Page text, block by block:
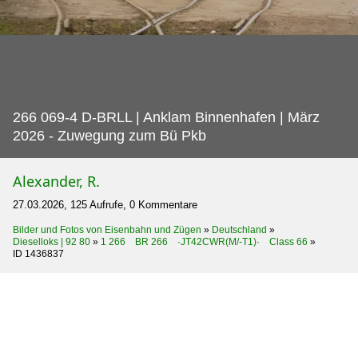
266 069-4 D-BRLL | Anklam Binnenhafen | März
2026 - Zuwegung zum Bü Pkb
Alexander, R.
27.03.2026, 125 Aufrufe, 0 Kommentare
Bilder und Fotos von Eisenbahn und Zügen » Deutschland »
Dieselloks | 92 80 » 1 266 BR 266 ·JT42CWR(M/-T1)· Class 66 »
ID 1436837